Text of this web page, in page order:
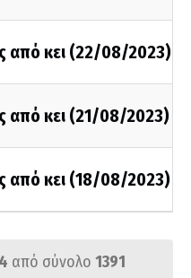
από κει (22/08/2023)
από κει (21/08/2023)
από κει (18/08/2023)
από σύνολο 1391